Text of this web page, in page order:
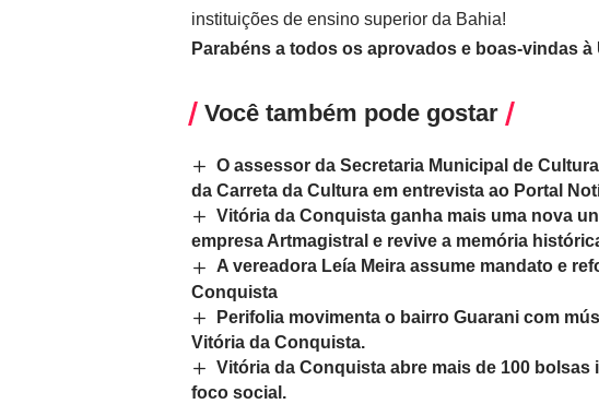
instituições de ensino superior da Bahia!
Parabéns a todos os aprovados e boas-vindas à
Você também pode gostar
O assessor da Secretaria Municipal de
da Carreta da Cultura em entrevista ao Portal
Vitória da Conquista ganha mais uma nova
empresa Artmagistral e revive a memória
A vereadora Leía Meira assume mandato e
Conquista
Perifolia movimenta o bairro Guarani com
Vitória da Conquista.
Vitória da Conquista abre mais de 100
foco social.